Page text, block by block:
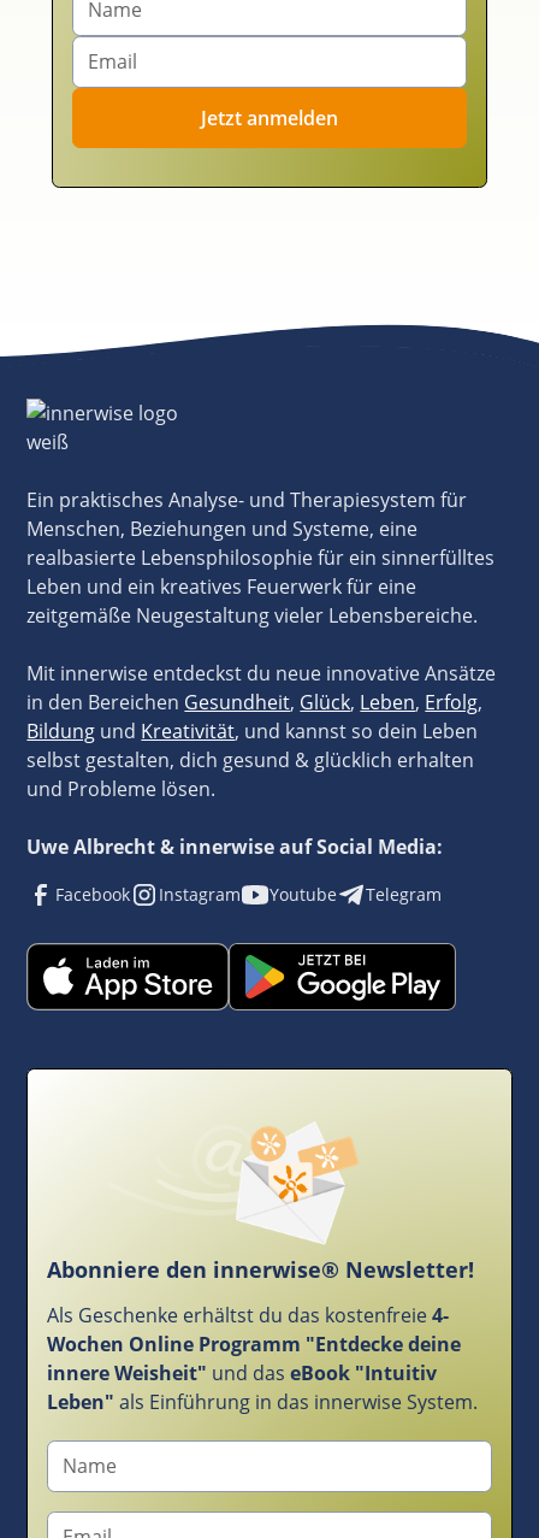
Ein praktisches Analyse- und Therapiesystem für
Menschen, Beziehungen und Systeme, eine
realbasierte Lebensphilosophie für ein sinnerfülltes
Leben und ein kreatives Feuerwerk für eine
zeitgemäße Neugestaltung vieler Lebensbereiche.
Mit innerwise entdeckst du neue innovative Ansätze
in den Bereichen Gesundheit, Glück, Leben, Erfolg,
Bildung und Kreativität, und kannst so dein Leben
selbst gestalten, dich gesund & glücklich erhalten
und Probleme lösen.
Uwe Albrecht & innerwise auf Social Media:
Facebook Instagram Youtube Telegram
Abonniere den innerwise® Newsletter!
Als Geschenke erhältst du das kostenfreie4-
Wochen Online Programm "Entdecke deine
innere Weisheit" und das eBook "Intuitiv
Leben"als Einführung in das innerwise System.